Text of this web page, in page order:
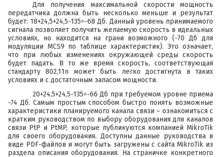
Для получения максимальной скорости мощность
передатчика должна быть несколько меньше и результат
будет: 18+24,5+24,5-135=-68 Дб. Данный уровень принимаемого
сигнала позволяет получить желаемую скорость в идеальных
условиях, но находится на грани возможного (-70 Дб для
модуляции MCS9 по таблице характеристик). Это означает,
что при любых изменениях окружающей среды скорость
будет падать. В то же время скорость, соответствующая
стандарту 802,11n может быть легко достигнута в таких
условиях и с достаточным запасом мощности.
20+24,5+24,5-135=-66 Дб при требуемом уровне приема
-74 Дб. Самым простым способом быстро понять возможные
характеристики планируемого канала связи – ознакомиться с
кратким руководством по выбору оборудования для каналов
связи PtP и PtMP, которые публикуются компанией MikroTik
для своего оборудования. Доступны данные руководства в
виде PDF-файлов и могут быть загружены с сайта MikroTik из
раздела описания оборудования. На страничке конкретного